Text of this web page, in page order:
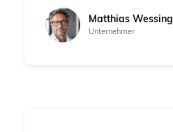
Matthias Wessing
Unternehmer